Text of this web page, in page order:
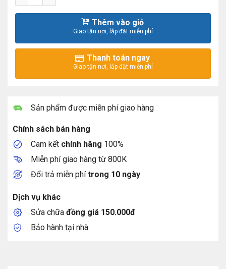
Thêm vào giỏ
Thanh toán ngay
Sản phẩm được miễn phí giao hàng
Chính sách bán hàng
Cam kết chính hãng 100%
Miễn phí giao hàng từ 800K
Đổi trả miễn phítrong 10 ngày
Dịch vụ khác
Sửa chữa đồng giá 150.000đ
Bảo hành tại nhà.